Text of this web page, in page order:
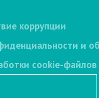
коррупции
и
cookie-файлов